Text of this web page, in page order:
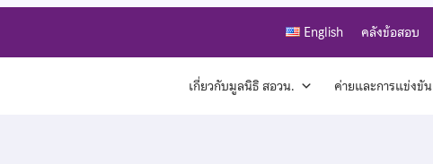
English คลังข้อสอบ
เกี่ยวกับมูลนิธิ สอวน. ค่ายและการแข่งขัน